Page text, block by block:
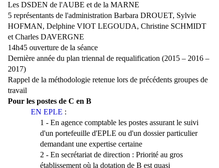
Les DSDEN de l'AUBE et de la MARNE
5 représentants de l'administration Barbara DROUET, Sylvie
HOFMAN, Delphine VIOT LEGOUDA, Christine SCHMIDT
et Charles DAVERGNE
14h45 ouverture de la séance
Dernière année du plan triennal de requalification (2015 – 2016 –
2017)
Rappel de la méthodologie retenue lors de précédents groupes de
travail
Pour les postes de C en B
EN EPLE :
1 - En agence comptable les postes assurant le suivi
d'un portefeuille d'EPLE ou d'un dossier particulier
demandant une expertise certaine
2 - En secrétariat de direction : Priorité au gros
établissement où la dotation de B est quasi